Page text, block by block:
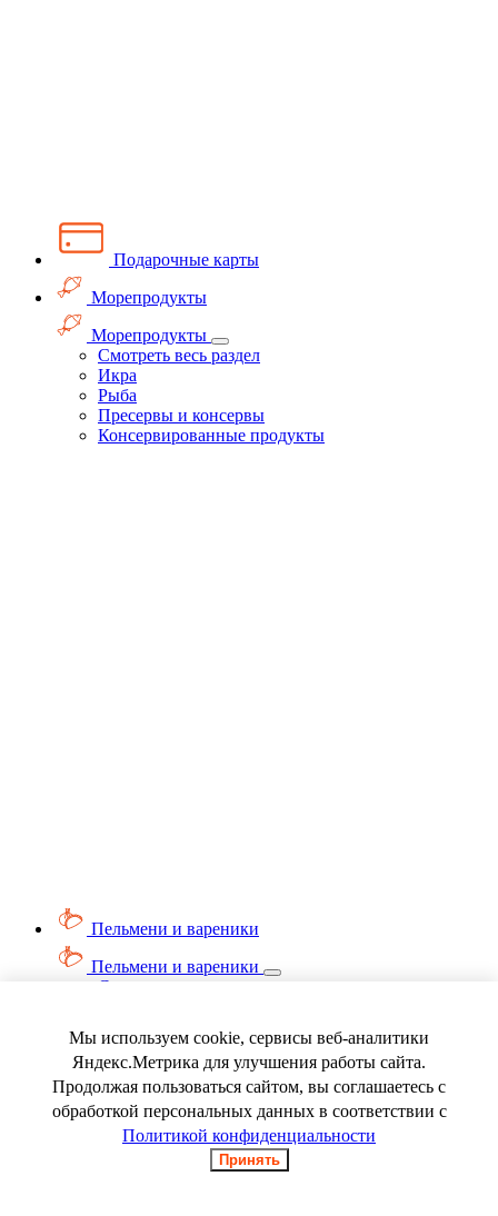
Подарочные карты
Морепродукты
Морепродукты
Смотреть весь раздел
Икра
Рыба
Пресервы и консервы
Консервированные продукты
Пельмени и вареники
Пельмени и вареники
Смотреть весь раздел
Ягода замороженная
Мы используем cookie, сервисы веб-аналитики
Яндекс.Метрика для улучшения работы сайта.
Продолжая пользоваться сайтом, вы соглашаетесь с
обработкой персональных данных в соответствии с
Политикой конфиденциальности
Принять